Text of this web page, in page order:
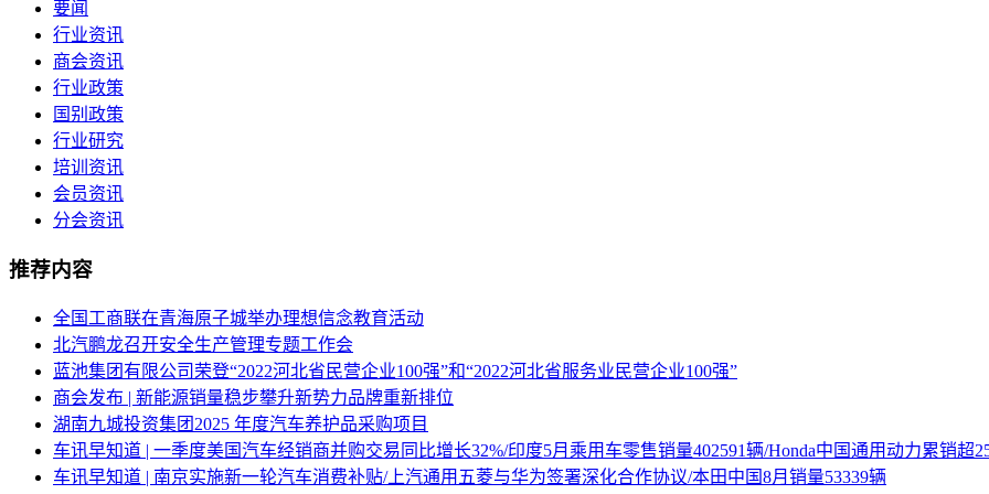
要闻
行业资讯
商会资讯
行业政策
国别政策
行业研究
培训资讯
会员资讯
分会资讯
推荐内容
全国工商联在青海原子城举办理想信念教育活动
北汽鹏龙召开安全生产管理专题工作会
蓝池集团有限公司荣登“2022河北省民营企业100强”和“2022河北省服务业民营企业100强”
商会发布 | 新能源销量稳步攀升新势力品牌重新排位
湖南九城投资集团2025 年度汽车养护品采购项目
车讯早知道 | 一季度美国汽车经销商并购交易同比增长32%/印度5月乘用车零售销量402591辆/Honda中国通用动力累销超
车讯早知道 | 南京实施新一轮汽车消费补贴/上汽通用五菱与华为签署深化合作协议/本田中国8月销量53339辆